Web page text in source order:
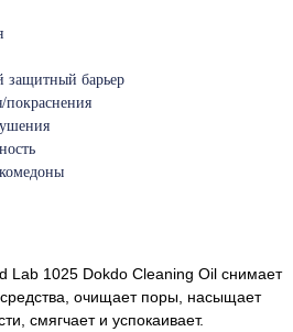
барьер
Lab 1025 Dokdo Cleaning Oil снимает
очищает поры, насыщает
смягчает и успокаивает.